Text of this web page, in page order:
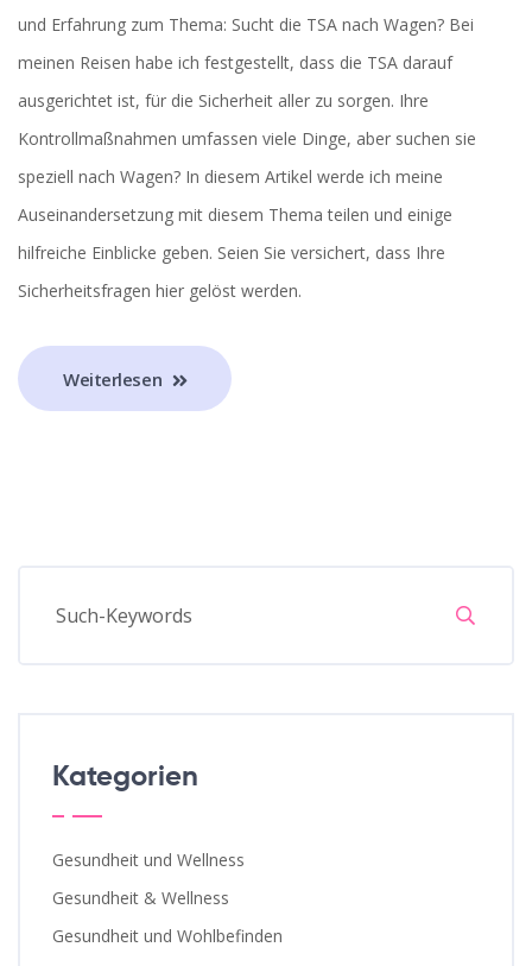
und Erfahrung zum Thema: Sucht die TSA nach Wagen? Bei
meinen Reisen habe ich festgestellt, dass die TSA darauf
ausgerichtet ist, für die Sicherheit aller zu sorgen. Ihre
Kontrollmaßnahmen umfassen viele Dinge, aber suchen sie
speziell nach Wagen? In diesem Artikel werde ich meine
Auseinandersetzung mit diesem Thema teilen und einige
hilfreiche Einblicke geben. Seien Sie versichert, dass Ihre
Sicherheitsfragen hier gelöst werden.
Weiterlesen
Kategorien
Gesundheit und Wellness
Gesundheit & Wellness
Gesundheit und Wohlbefinden